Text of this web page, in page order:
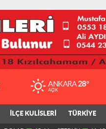
ANKARA28°
AÇIK
İLÇE KULİSLERİ TÜRKİYE